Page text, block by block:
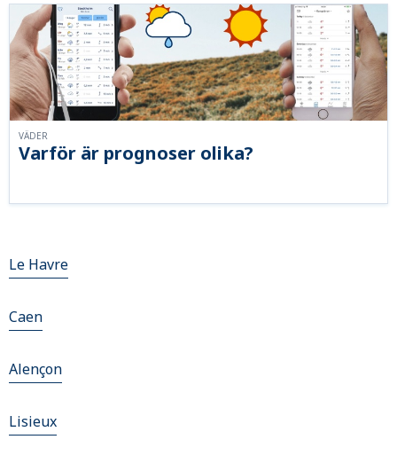
Varför är prognoser olika?
VÄDER
Le Havre
Caen
Alençon
Lisieux